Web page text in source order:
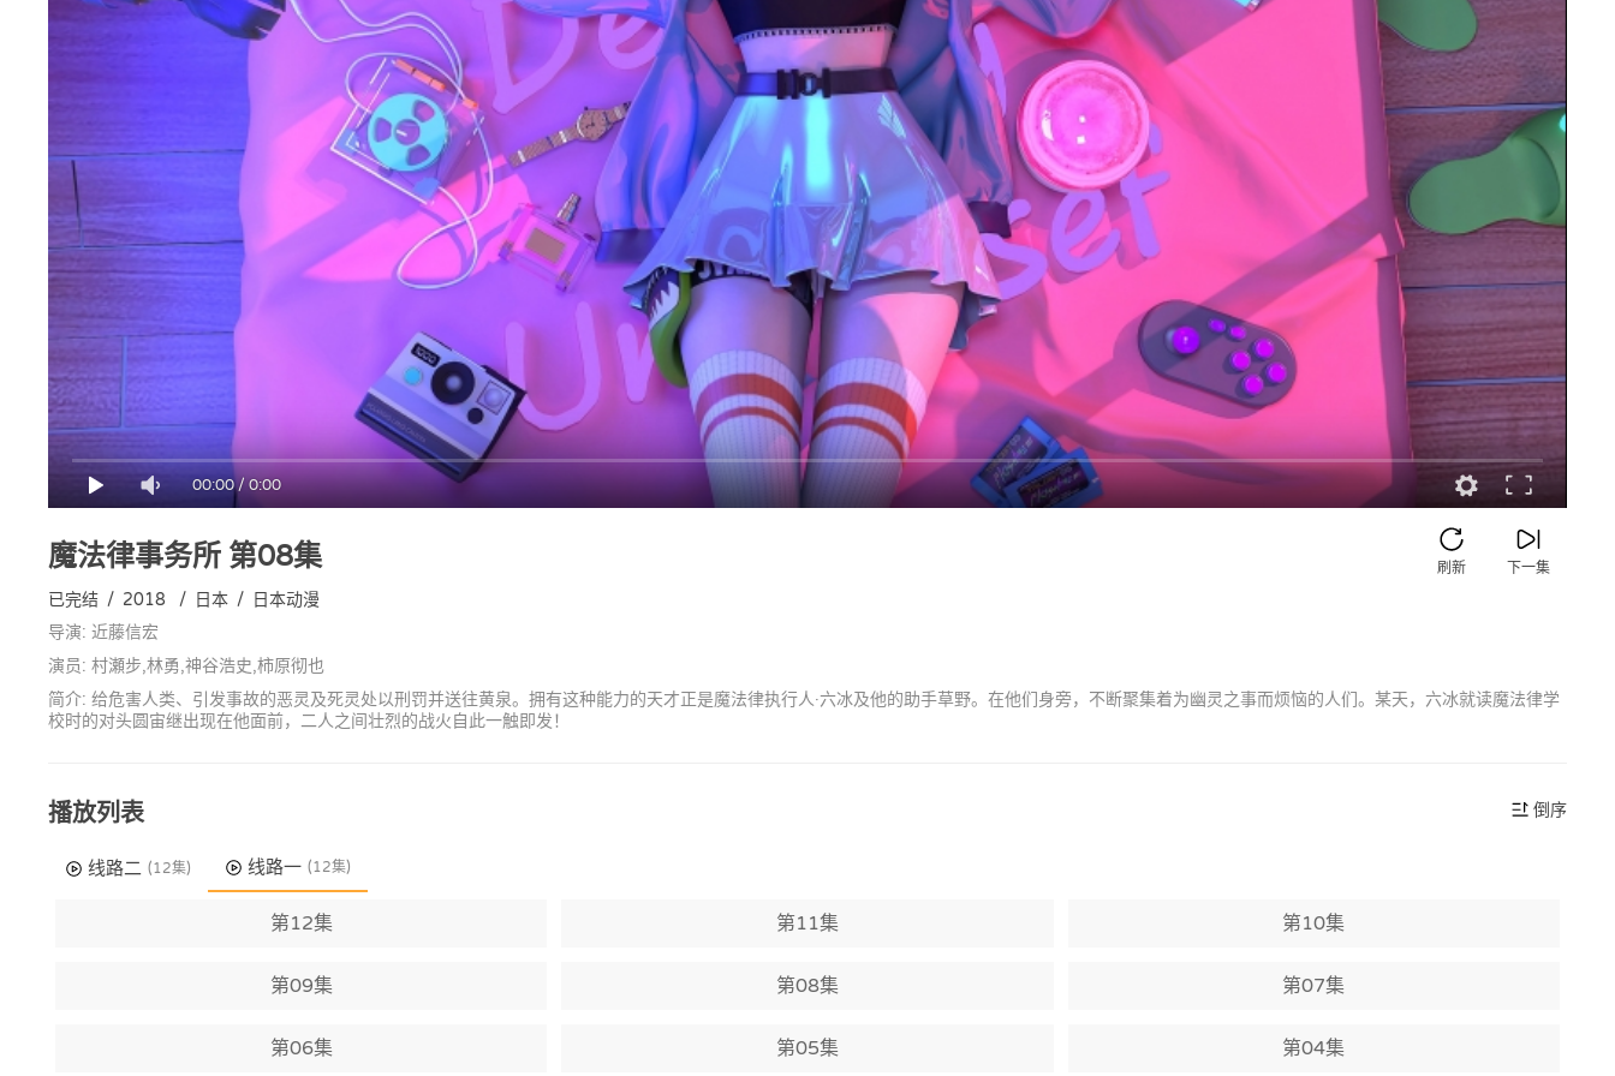
00:00/0:00
魔法律事务所 第08集 下一集
刷新
已完结 / 2018 / 日本 / 日本动漫
导演: 近藤信宏
演员: 村瀬步,林勇,神谷浩史,柿原彻也
简介: 给危害人类、引发事故的恶灵及死灵处以刑罚并送往黄泉。拥有这种能力的天才正是魔法律执行人·六冰及他的助手草野。在他们身旁，不断聚集着为幽灵之事而烦恼的人们。某天，六冰就读魔法律学
校时的对头圆宙继出现在他面前，二人之间壮烈的战火自此一触即发！
播放列表 倒序
线路二 (12集) 线路一 (12集)
第12集 第11集 第10集
第09集 第08集 第07集
第06集 第05集 第04集